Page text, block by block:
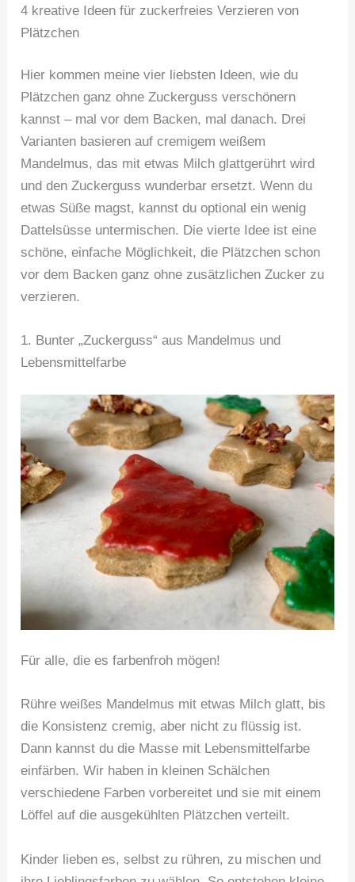
4 kreative Ideen für zuckerfreies Verzieren von
Plätzchen
Hier kommen meine vier liebsten Ideen, wie du
Plätzchen ganz ohne Zuckerguss verschönern
kannst – mal vor dem Backen, mal danach. Drei
Varianten basieren auf cremigem weißem
Mandelmus, das mit etwas Milch glattgerührt wird
und den Zuckerguss wunderbar ersetzt. Wenn du
etwas Süße magst, kannst du optional ein wenig
Dattelsüsse untermischen. Die vierte Idee ist eine
schöne, einfache Möglichkeit, die Plätzchen schon
vor dem Backen ganz ohne zusätzlichen Zucker zu
verzieren.
1. Bunter „Zuckerguss“ aus Mandelmus und
Lebensmittelfarbe
Für alle, die es farbenfroh mögen!
Rühre weißes Mandelmus mit etwas Milch glatt, bis
die Konsistenz cremig, aber nicht zu flüssig ist.
Dann kannst du die Masse mit Lebensmittelfarbe
einfärben. Wir haben in kleinen Schälchen
verschiedene Farben vorbereitet und sie mit einem
Löffel auf die ausgekühlten Plätzchen verteilt.
Kinder lieben es, selbst zu rühren, zu mischen und